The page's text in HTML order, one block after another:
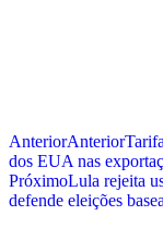
AnteriorAnterior
dos EUA nas
PróximoLula rejeita
defende eleições